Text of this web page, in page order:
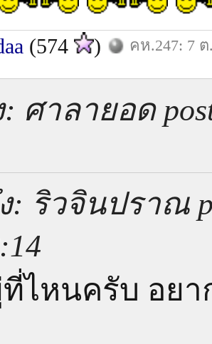
(574 ) คห.247: 7
ศาลายอด
: ริวจินปราณ
ไหนครับ อยา